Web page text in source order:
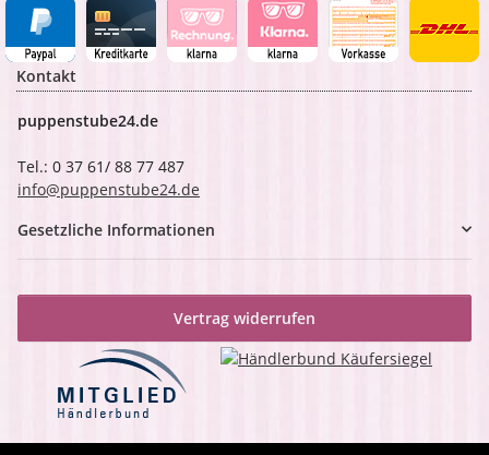
Kontakt
puppenstube24.de
Tel.: 0 37 61/ 88 77 487
info@puppenstube24.de
Gesetzliche Informationen
Vertrag widerrufen